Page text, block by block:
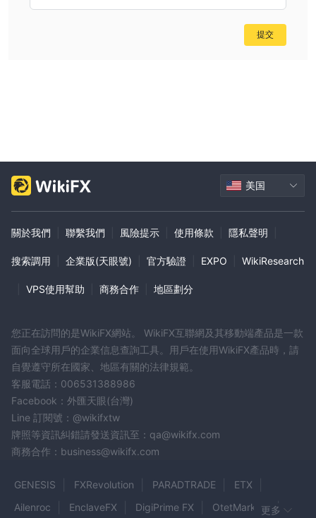
IFC是一家未受監管的實體，缺乏金融監管機構的正式監督。這種缺
乏監管將使客戶面臨增加的風險，包括透明度問題、運營完整性問題
和客戶資金安全問題。
提交
美国
關於我們 聯繫我們 風險提示 使用條款 隱私聲明
搜索調用 企業版(天眼號) 官方驗證 EXPO WikiResearch
VPS使用幫助 商務合作 地區劃分
您正在訪問的是WikiFX網站。 WikiFX互聯網及其移動端產品是一款
面向全球用戶的企業信息查詢工具。用戶在使用WikiFX產品時，請
自覺遵守所在國家、地區有關的法律規範。
客服電話：006531388986
Facebook：外匯天眼(台灣)
Line 訂閱號：@wikifxtw
牌照等資訊糾錯請發送資訊至：qa@wikifx.com
商務合作：business@wikifx.com
GENESIS FXRevolution PARADTRADE
ETX
Ailenroc
EnclaveFX DigiPrime FX OtetMarkets更多